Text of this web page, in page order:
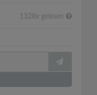
1328x gelesen